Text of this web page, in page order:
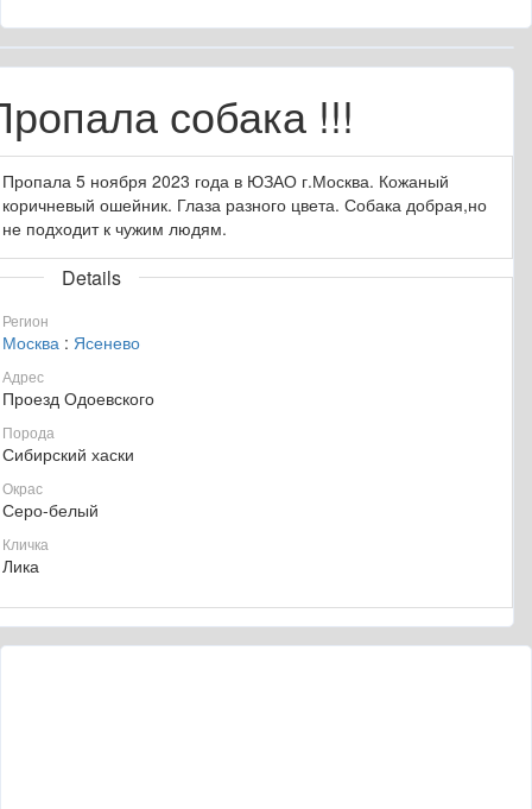
собака !!!
Пропала 5 ноября 2023 года в ЮЗАО г.Москва. Кожаный
коричневый ошейник. Глаза разного цвета. Собака добрая,но
не подходит к чужим людям.
Details
Регион
Москва : Ясенево
Адрес
Проезд Одоевского
Порода
Сибирский хаски
Окрас
Серо-белый
Кличка
Лика